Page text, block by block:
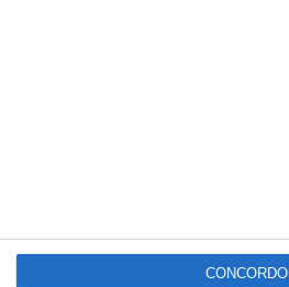
CONCORDO